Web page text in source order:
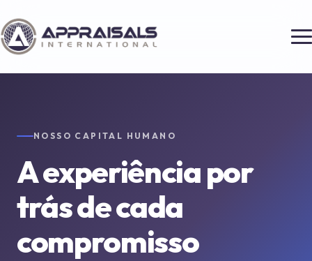
NOSSO CAPITAL HUMANO
A experiência por
trás de cada
compromisso